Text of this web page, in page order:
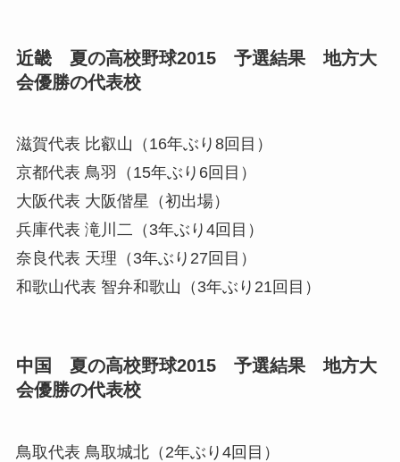
近畿 夏の高校野球2015 予選結果 地方大
会優勝の代表校
滋賀代表 比叡山（16年ぶり8回目）
京都代表 鳥羽（15年ぶり6回目）
大阪代表 大阪偕星（初出場）
兵庫代表 滝川二（3年ぶり4回目）
奈良代表 天理（3年ぶり27回目）
和歌山代表 智弁和歌山（3年ぶり21回目）
中国 夏の高校野球2015 予選結果 地方大
会優勝の代表校
鳥取代表 鳥取城北（2年ぶり4回目）